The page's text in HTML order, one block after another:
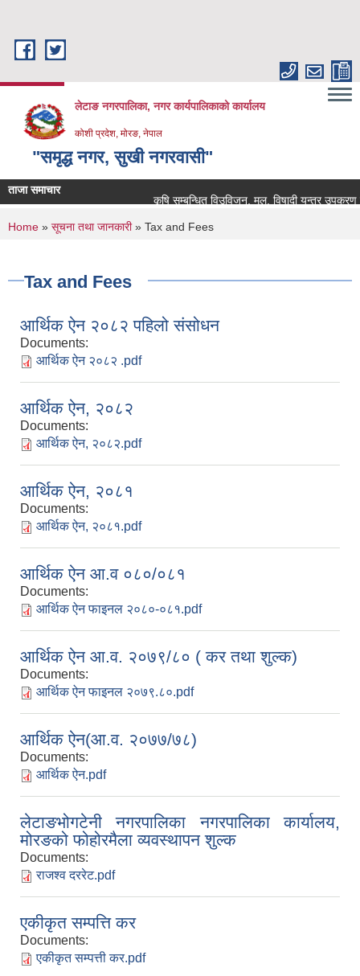
लेटाङ नगरपालिका, नगर कार्यपालिकाको कार्यालय
कोशी प्रदेश, मोरङ, नेपाल
"समृद्ध नगर, सुखी नगरवासी"
ताजा समाचार
कृषि सम्बन्धित विउविजन, मल, विषादी यन्त्र उपकरण तथा
You are here
Home » सूचना तथा जानकारी» Tax and Fees
Tax and Fees
आर्थिक ऐन २०८२ पहिलो संसोधन
Documents:
आर्थिक ऐन २०८२ .pdf
आर्थिक ऐन, २०८२
Documents:
आर्थिक ऐन, २०८२.pdf
आर्थिक ऐन, २०८१
Documents:
आर्थिक ऐन, २०८१.pdf
आर्थिक ऐन आ.व ०८०/०८१
Documents:
आर्थिक ऐन फाइनल २०८०-०८१.pdf
आर्थिक ऐन आ.व. २०७९/८० ( कर तथा शुल्क)
Documents:
आर्थिक ऐन फाइनल २०७९.८०.pdf
आर्थिक ऐन(आ.व. २०७७/७८)
Documents:
आर्थिक ऐन.pdf
लेटाङभोगटेनी नगरपालिका नगरपालिका कार्यालय,
मोरङको फोहोरमैला व्यवस्थापन शुल्क
Documents:
राजश्व दररेट.pdf
एकीकृत सम्पत्ति कर
Documents:
एकीकृत सम्पत्ती कर.pdf